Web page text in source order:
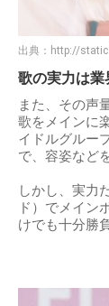
出典： http://
歌の実力は業
また、その声
歌をメインに
イドルグルー
で、容姿など
しかし、実力
ド）でメイン
けでも十分勝